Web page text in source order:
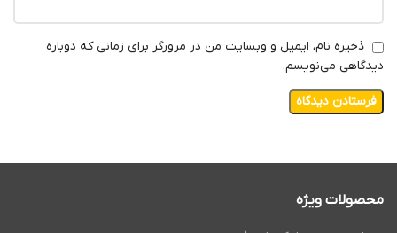
ذخیره نام، ایمیل و وبسایت من در مرورگر برای زمانی که دوباره
دیدگاهی می‌نویسم.
محصولات ویژه